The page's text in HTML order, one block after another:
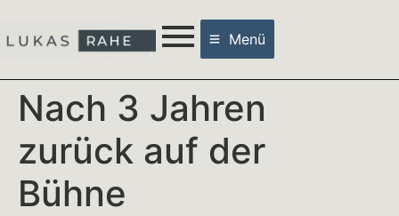
Menü
Nach 3 Jahren
zurück auf der
Bühne